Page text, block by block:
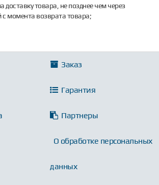
доставку товара, не позднее чем через
с момента возврата товара;
Заказ
Гарантия
Партнеры
О обработке персональных
данных